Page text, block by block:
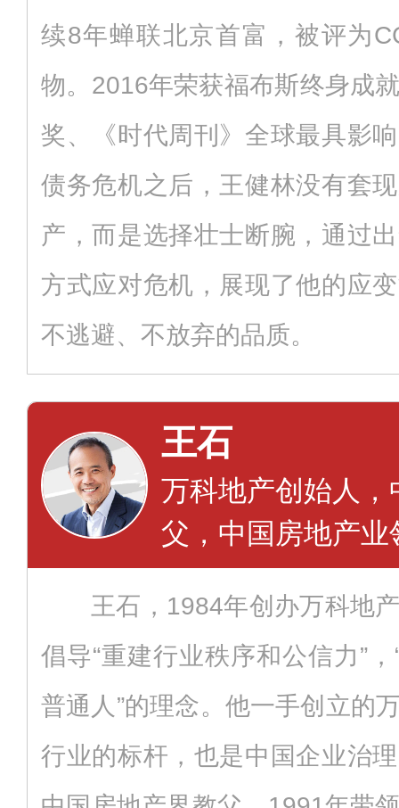
续8年蝉联北京首富，被评为
物。2016年荣获福布斯终身成
奖、《时代周刊》全球最具影
债务危机之后，王健林没有套
产，而是选择壮士断腕，通过
方式应对危机，展现了他的应
不逃避、不放弃的品质。
王石
万科地产创始人
父，中国房地产业
王石，1984年创办万科地
倡导“重建行业秩序和公信力”
普通人”的理念。他一手创立的
行业的标杆，也是中国企业治